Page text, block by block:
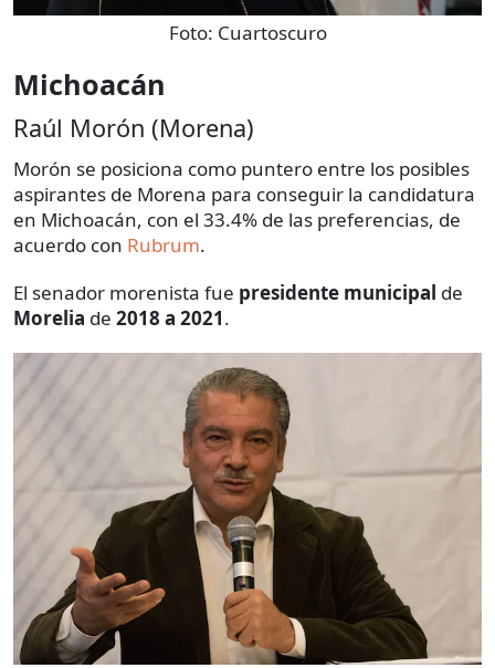
Foto: Cuartoscuro
Michoacán
Raúl Morón (Morena)
Morón se posiciona como puntero entre los posibles
aspirantes de Morena para conseguir la candidatura
en Michoacán, con el 33.4% de las preferencias, de
acuerdo con Rubrum.
El senador morenista fue presidente municipal de
Morelia de 2018 a 2021.